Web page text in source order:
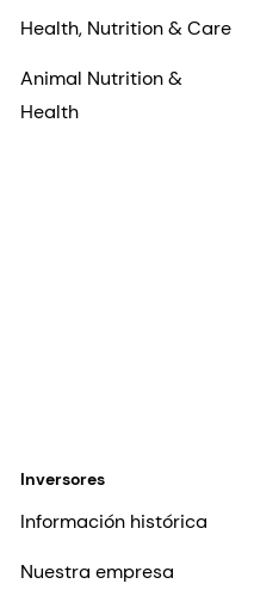
Health, Nutrition & Care
Animal Nutrition &
Health
Inversores
Información histórica
Nuestra empresa